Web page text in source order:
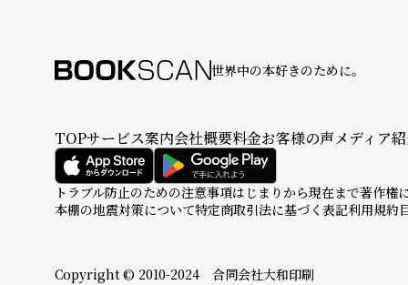
世界中の本好きのために。
TOPサービス案内会社概要料金お客様の声メディア
トラブル防止のための注意事項はじまりから現在まで著作権
本棚の地震対策について特定商取引法に基づく表記利用規約
Copyright © 2010-2024 合同会社大和印刷